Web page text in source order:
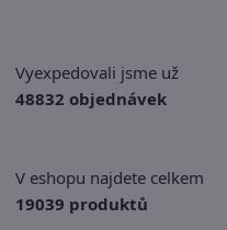
Vyexpedovali jsme už
48832 objednávek
V eshopu najdete celkem
19039 produktů